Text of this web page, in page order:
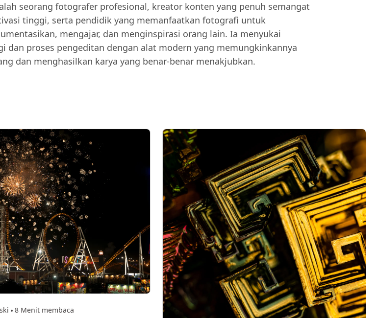
seorang fotografer profesional, kreator konten yang penuh semangat
tinggi, serta pendidik yang memanfaatkan fotografi untuk
mengajar, dan menginspirasi orang lain. Ia menyukai
dan proses pengeditan dengan alat modern yang memungkinkannya
dan menghasilkan karya yang benar-benar menakjubkan.
8 Menit membaca